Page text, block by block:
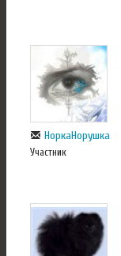
НоркаНорушка
Участник